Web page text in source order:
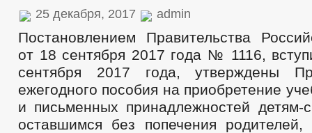
25 декабря, 2017 admin
Постановлением Правительства
от 18 сентября 2017 года № 1116,
сентября 2017 года, утверждены
ежегодного пособия на приобретение
и письменных принадлежностей детям-
оставшимся без попечения